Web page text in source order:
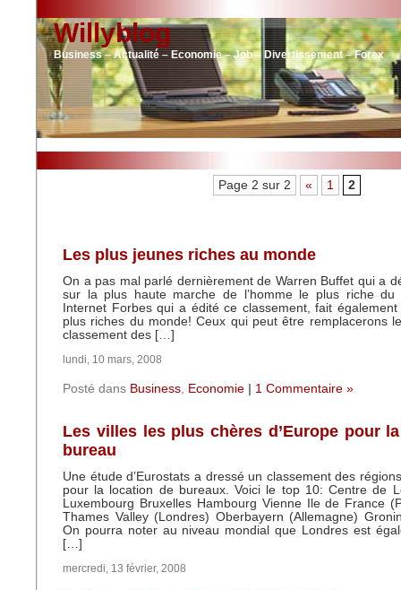
Willyblog
Business – Actualité – Economie – Job – Divertissement – Forex
Page 2 sur 2 « 1 2
Les plus jeunes riches au monde
On a pas mal parlé dernièrement de Warren Buffet qui a
sur la plus haute marche de l’homme le plus riche du
Internet Forbes qui a édité ce classement, fait
plus riches du monde! Ceux qui peut être remplacerons
classement des […]
lundi, 10 mars, 2008
Posté dans Business, Economie 1 Commentaire »
Les villes les plus chères d’Europe pour
bureau
Une étude d’Eurostats a dressé un classement des
pour la location de bureaux. Voici le top 10: Centre de
Luxembourg Bruxelles Hambourg Vienne Ile de France
Thames Valley (Londres) Oberbayern (Allemagne)
On pourra noter au niveau mondial que Londres est
[…]
mercredi, 13 février, 2008